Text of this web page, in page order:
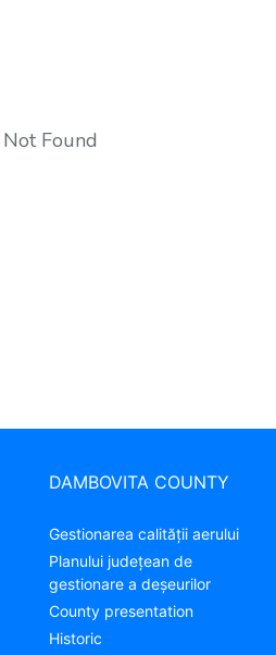
DAMBOVITA COUNTY
Gestionarea calității aerului
Planului județean de
gestionare a deșeurilor
County presentation
Historic